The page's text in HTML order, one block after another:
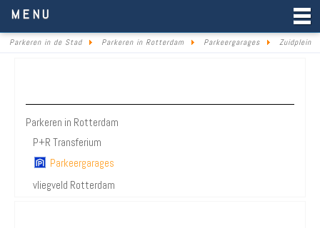
MENU
Parkeren in de Stad Parkeren in Rotterdam Parkeergarages Zuidplein
Parkeren in Rotterdam
P+R Transferium
Parkeergarages
vliegveld Rotterdam